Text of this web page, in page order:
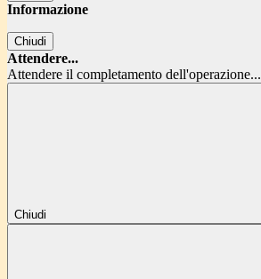
Informazione
Chiudi
Attendere...
Attendere il completamento dell'operazione...
Chiudi